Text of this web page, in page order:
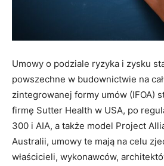
Umowy o podziale ryzyka i zysku
powszechne w budownictwie na
zintegrowanej formy umów (IFOA)
firmę Sutter Health w USA, po
300 i AIA, a także model Project
Australii, umowy te mają na celu
właścicieli, wykonawców,